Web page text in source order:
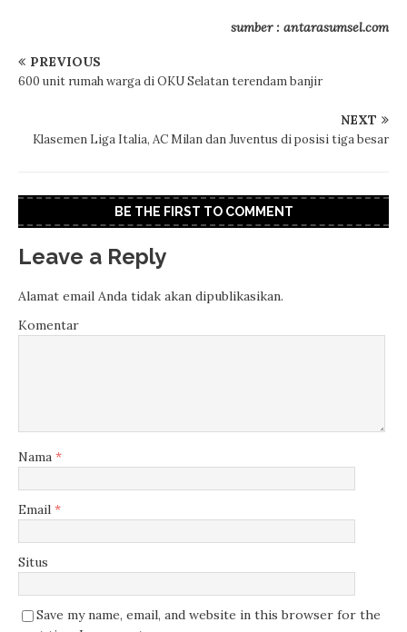
sumber : antarasumsel.com
PREVIOUS
600 unit rumah warga di OKU Selatan terendam banjir
NEXT
Klasemen Liga Italia, AC Milan dan Juventus di posisi tiga besar
BE THE FIRST TO COMMENT
Leave a Reply
Alamat email Anda tidak akan dipublikasikan.
Komentar
Nama *
Email *
Situs
Save my name, email, and website in this browser for the